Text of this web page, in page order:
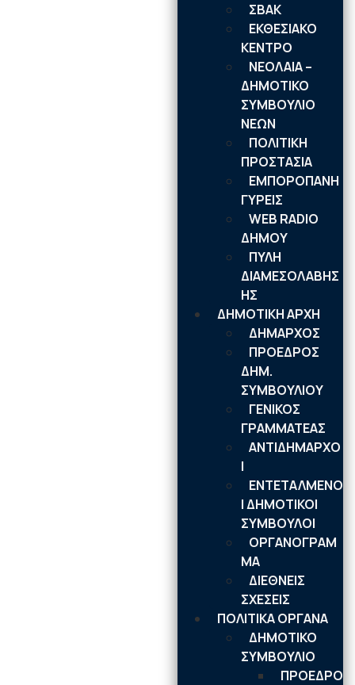
ΣΒΑΚ
ΕΚΘΕΣΙΑΚΟ
ΚΕΝΤΡΟ
ΝΕΟΛΑΙA –
ΔΗΜΟΤΙΚΟ
ΣΥΜΒΟΥΛΙΟ
ΝΕΩΝ
ΠΟΛΙΤΙΚΗ
ΠΡΟΣΤΑΣΙΑ
ΕΜΠΟΡΟΠΑΝΗ
ΓΥΡΕΙΣ
WEB RADIO
ΔΗΜΟΥ
ΠΥΛΗ
ΔΙΑΜΕΣΟΛΑΒΗΣ
ΗΣ
ΔΗΜΟΤΙΚΗ ΑΡΧΗ
ΔΗΜΑΡΧΟΣ
ΠΡΟΕΔΡΟΣ
ΔΗΜ.
ΣΥΜΒΟΥΛΙΟΥ
ΓΕΝΙΚΟΣ
ΓΡΑΜΜΑΤΕΑΣ
ΑΝΤΙΔΗΜΑΡΧΟ
Ι
ΕΝΤΕΤΑΛΜΕΝΟ
Ι ΔΗΜΟΤΙΚΟΙ
ΣΥΜΒΟΥΛΟΙ
ΟΡΓΑΝΟΓΡΑΜ
ΜΑ
ΔΙΕΘΝΕΙΣ
ΣΧΕΣΕΙΣ
ΠΟΛΙΤΙΚΑ ΟΡΓΑΝΑ
ΔΗΜΟΤΙΚΟ
ΣΥΜΒΟΥΛΙΟ
ΠΡΟΕΔΡΟ